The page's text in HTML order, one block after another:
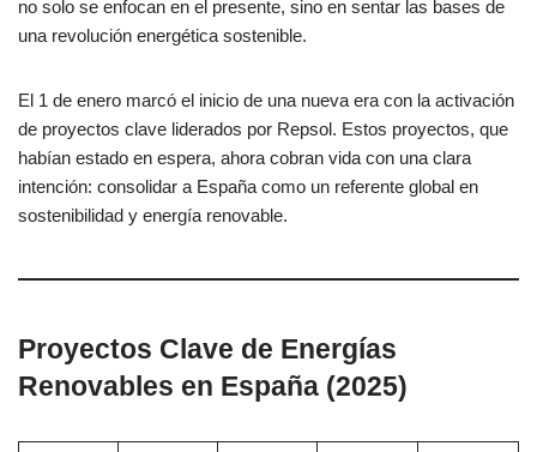
no solo se enfocan en el presente, sino en sentar las bases de
una revolución energética sostenible.
El 1 de enero marcó el inicio de una nueva era con la activación
de proyectos clave liderados por Repsol. Estos proyectos, que
habían estado en espera, ahora cobran vida con una clara
intención: consolidar a España como un referente global en
sostenibilidad y energía renovable.
Proyectos Clave de Energías
Renovables en España (2025)